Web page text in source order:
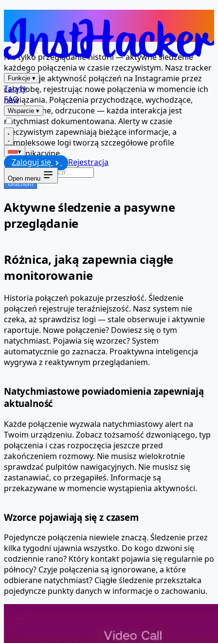
Funkcje ▾
Taryfy
FAQ
Wsparcie ▾
▾
Zaloguj się Rejestracja
Open menu
Całodobowy nadzór nad każdym
wykonanym połączeniem
Nie tylko przeglądanie historii — aktywne śledzenie
każdego połączenia w czasie rzeczywistym. Nasz tracker
monitoruje aktywność połączeń na Instagramie przez
całą dobę, rejestrując nowe połączenia w momencie ich
nawiązania. Połączenia przychodzące, wychodzące,
nieodebrane, odrzucone — każda interakcja jest
natychmiast dokumentowana. Alerty w czasie
rzeczywistym zapewniają bieżące informacje, a
kompleksowe logi tworzą szczegółowe profile
komunikacyjne.
Uruchom
Aktywne śledzenie a pasywne
przeglądanie
Różnica, jaką zapewnia ciągłe
monitorowanie
Historia połączeń pokazuje przeszłość. Śledzenie
połączeń rejestruje teraźniejszość. Nasz system nie
czeka, aż sprawdzisz logi — stale obserwuje i aktywnie
raportuje. Nowe połączenie? Dowiesz się o tym
natychmiast. Pojawia się wzorzec? System
automatycznie go zaznacza. Proaktywna inteligencja
wygrywa z reaktywnym przeglądaniem.
Natychmiastowe powiadomienia zapewniają
aktualność
Każde połączenie wyzwala natychmiastowy alert na
Twoim urządzeniu. Zobacz tożsamość dzwoniącego, typ
połączenia i czas rozpoczęcia jeszcze przed
zakończeniem rozmowy. Nie musisz wielokrotnie
sprawdzać pulpitów nawigacyjnych. Nie musisz się
zastanawiać, co przegapiłeś. Informacje są
przekazywane w momencie wystąpienia aktywności.
Wzorce pojawiają się z czasem
Pojedyncze połączenia niewiele znaczą. Śledzenie przez
kilka tygodni ujawnia wszystko. Do kogo dzwoni się
codziennie rano? Który kontakt pojawia się regularnie po
północy? Czyje połączenia są ignorowane, a które
odbierane natychmiast? Ciągłe śledzenie przekształca
pojedyncze punkty danych w informacje o zachowaniu.